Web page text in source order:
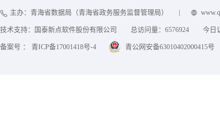
主办：青海省数据局（青海省政务服务监督管理局）
技术支持：国泰新点软件股份有限公司 总访问量： 6576924 今日
备案号 ： 青ICP备17001418号-4 青公网安备63010402000415号